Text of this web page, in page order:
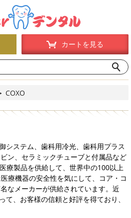
カートを見る
COXO
システム、歯科用冷光、歯科用プラス
ン、セラミックチューブと付属品など
療製品を供給して、世界中の100以上
療機器の安全性を気にして、コア・コ
なメーカーが供給されています。近
て、お客様の信頼と好評を得ており、